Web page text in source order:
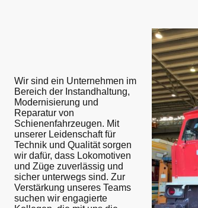
Wir sind ein Unternehmen im
Bereich der Instandhaltung,
Modernisierung und
Reparatur von
Schienenfahrzeugen. Mit
unserer Leidenschaft für
Technik und Qualität sorgen
wir dafür, dass Lokomotiven
und Züge zuverlässig und
sicher unterwegs sind. Zur
Verstärkung unseres Teams
suchen wir engagierte